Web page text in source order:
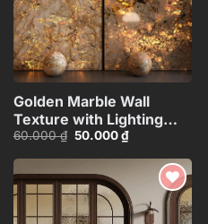
Golden Marble Wall
Texture with Lighting
Effect_15593723
60.000₫ Giá
là:
50.000₫Giá
hiện
tại
50.000 ₫.
Add to
wishlist